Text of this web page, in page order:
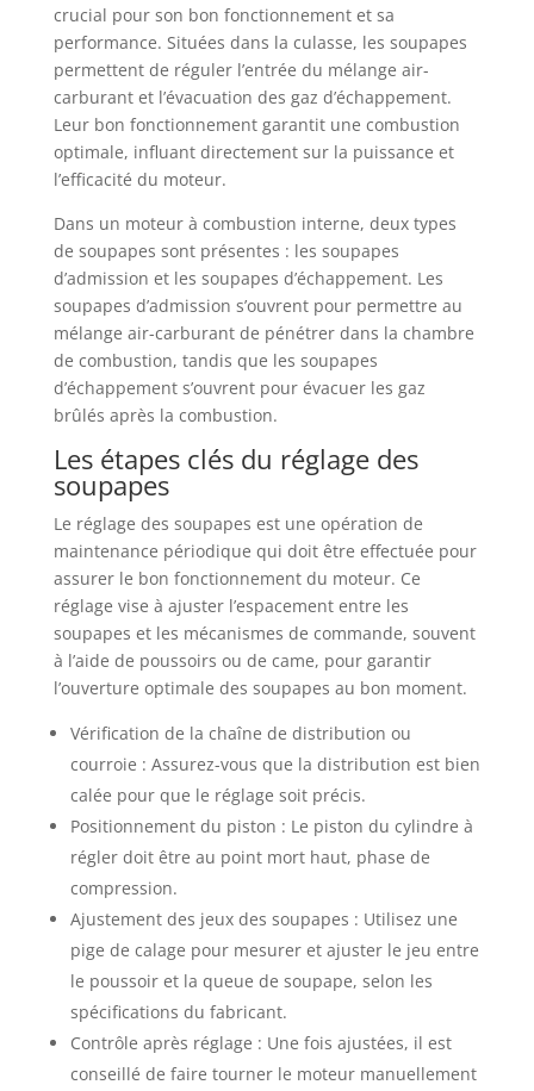
crucial pour son bon fonctionnement et sa
performance. Situées dans la culasse, les soupapes
permettent de réguler l’entrée du mélange air-
carburant et l’évacuation des gaz d’échappement.
Leur bon fonctionnement garantit une combustion
optimale, influant directement sur la puissance et
l’efficacité du moteur.
Dans un moteur à combustion interne, deux types
de soupapes sont présentes : les soupapes
d’admission et les soupapes d’échappement. Les
soupapes d’admission s’ouvrent pour permettre au
mélange air-carburant de pénétrer dans la chambre
de combustion, tandis que les soupapes
d’échappement s’ouvrent pour évacuer les gaz
brûlés après la combustion.
Les étapes clés du réglage des
soupapes
Le réglage des soupapes est une opération de
maintenance périodique qui doit être effectuée pour
assurer le bon fonctionnement du moteur. Ce
réglage vise à ajuster l’espacement entre les
soupapes et les mécanismes de commande, souvent
à l’aide de poussoirs ou de came, pour garantir
l’ouverture optimale des soupapes au bon moment.
Vérification de la chaîne de distribution ou
courroie : Assurez-vous que la distribution est bien
calée pour que le réglage soit précis.
Positionnement du piston : Le piston du cylindre à
régler doit être au point mort haut, phase de
compression.
Ajustement des jeux des soupapes : Utilisez une
pige de calage pour mesurer et ajuster le jeu entre
le poussoir et la queue de soupape, selon les
spécifications du fabricant.
Contrôle après réglage : Une fois ajustées, il est
conseillé de faire tourner le moteur manuellement